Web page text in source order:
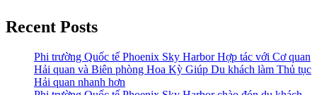
Recent Posts
Phi trường Quốc tế Phoenix Sky Harbor Hợp tác với Cơ quan
Hải quan và Biên phòng Hoa Kỳ Giúp Du khách làm Thủ tục
Hải quan nhanh hơn